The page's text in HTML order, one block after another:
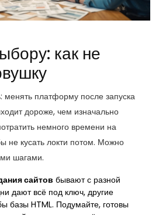
как не
менять платформу после запуска
дороже, чем изначально
немного времени на
не кусать локти потом. Можно
шагами.
сайтов бывают с разной
дают всё под ключ, другие
базы HTML. Подумайте, готовы